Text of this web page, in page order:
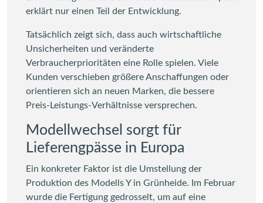
erklärt nur einen Teil der Entwicklung.
Tatsächlich zeigt sich, dass auch wirtschaftliche
Unsicherheiten und veränderte
Verbraucherprioritäten eine Rolle spielen. Viele
Kunden verschieben größere Anschaffungen oder
orientieren sich an neuen Marken, die bessere
Preis-Leistungs-Verhältnisse versprechen.
Modellwechsel sorgt für
Lieferengpässe in Europa
Ein konkreter Faktor ist die Umstellung der
Produktion des Modells Y in Grünheide. Im Februar
wurde die Fertigung gedrosselt, um auf eine